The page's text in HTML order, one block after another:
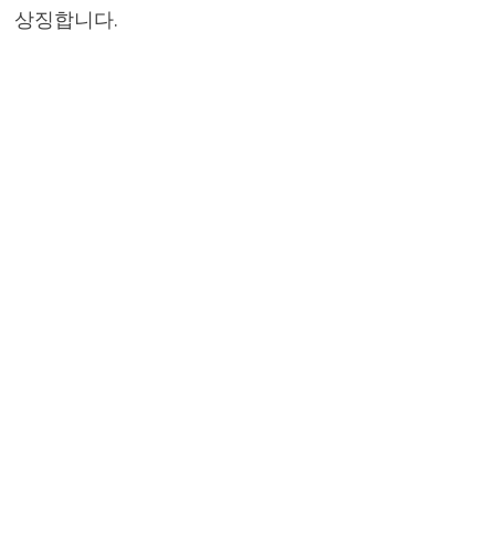
상징합니다.